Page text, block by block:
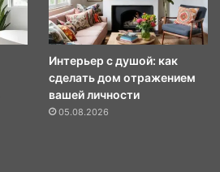
Интерьер с душой: как
сделать дом отражением
вашей личности
05.08.2026